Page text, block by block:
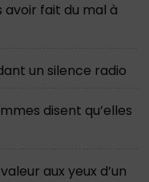
fait du mal à
un silence radio
disent qu’elles
aux yeux d’un